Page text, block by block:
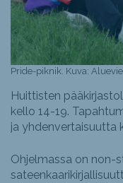
Pride-piknik. Kuva:
Huittisten
kello 14-19.
ja yhdenvertaisuutta
Ohjelmassa on non-​